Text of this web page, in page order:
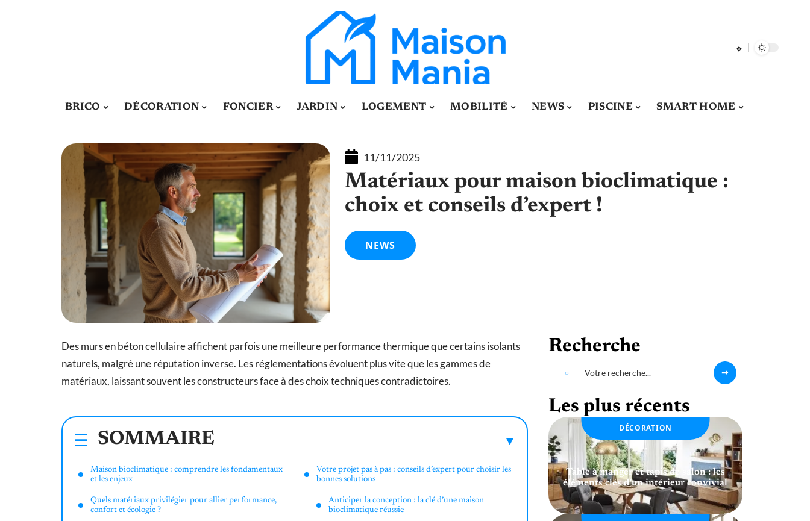
BRICO DÉCORATION FONCIER JARDIN LOGEMENT MOBILITÉ NEWS PISCINE SMART HOME
11/11/2025
Matériaux pour maison bioclimatique :
choix et conseils d’expert !
NEWS
Des murs en béton cellulaire affichent parfois une meilleure performance thermique que certains isolants
naturels, malgré une réputation inverse. Les réglementations évoluent plus vite que les gammes de
matériaux, laissant souvent les constructeurs face à des choix techniques contradictoires.
SOMMAIRE
Maison bioclimatique : comprendre les fondamentaux
et les enjeux
Quels matériaux privilégier pour allier performance,
confort et écologie ?
Votre projet pas à pas : conseils d’expert pour choisir les
bonnes solutions
Anticiper la conception : la clé d’une maison
bioclimatique réussie
Recherche
Les plus récents
DÉCORATION
Table à manger et tapis de salon : les
éléments clés d’un intérieur convivial